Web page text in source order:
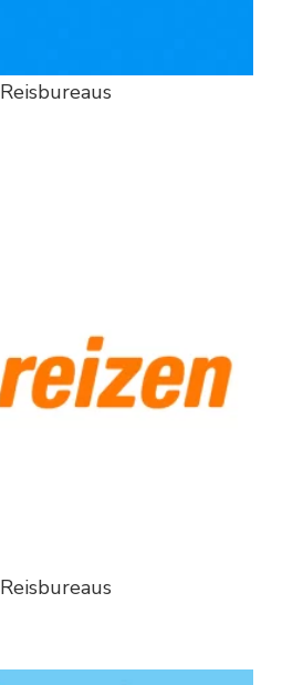
Reisbureaus
Reisbureaus